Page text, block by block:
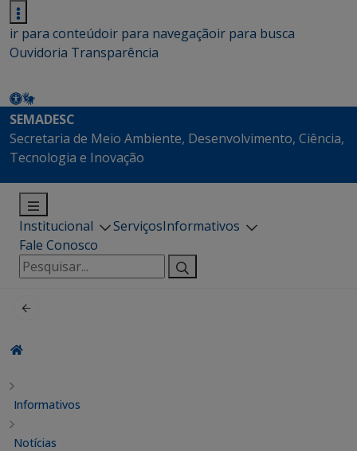
ir para conteúdoir para navegaçãoir para busca
Ouvidoria Transparência
SEMADESC
Secretaria de Meio Ambiente, Desenvolvimento, Ciência,
Tecnologia e Inovação
Institucional ServiçosInformativos
Fale Conosco
Pesquisar
por:
Informativos
Notícias